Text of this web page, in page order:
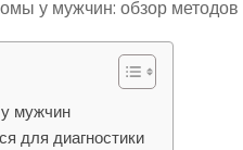
мужчин
для диагностики